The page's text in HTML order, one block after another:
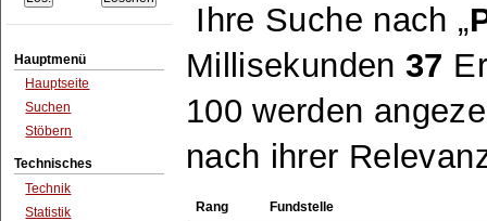
Hauptmenü
Hauptseite
Suchen
Stöbern
Technisches
Technik
Statistik
Ihre Suche nach
Millisekunden37
100 werden
nach ihrer
Rang Fundstelle